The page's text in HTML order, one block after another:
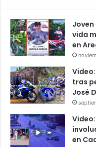
vida
en
tras
José
en